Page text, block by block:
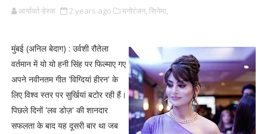
आर्यावर्त डेस्क 2 years ago मनोरंजन, सिनेमा,
मुंबई (अनिल बेदाग) : उर्वशी रौतेला
वर्तमान में यो यो हनी सिंह पर फिल्माए गए
अपने नवीनतम गीत 'विग्दियां हीरन' के
लिए विश्व स्तर पर सुर्खियां बटोर रही हैं।
पिछले दिनों 'लव डोज़' की शानदार
सफलता के बाद यह दूसरी बार था जब